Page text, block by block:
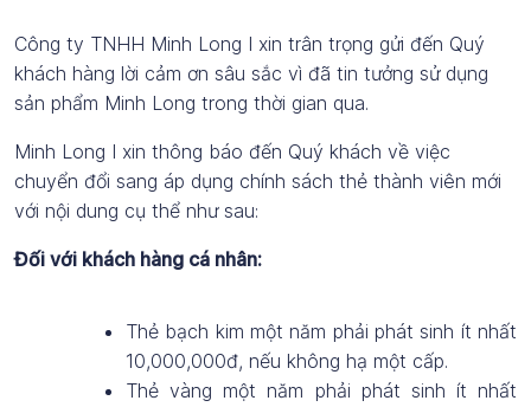
Công ty TNHH Minh Long I xin trân trọng gửi đến Quý
khách hàng lời cảm ơn sâu sắc vì đã tin tưởng sử dụng
sản phẩm Minh Long trong thời gian qua.
Minh Long I xin thông báo đến Quý khách về việc
chuyển đổi sang áp dụng chính sách thẻ thành viên mới
với nội dung cụ thể như sau:
Đối với khách hàng cá nhân:
Thẻ bạch kim một năm phải phát sinh ít nhất
10,000,000đ, nếu không hạ một cấp.
Thẻ vàng một năm phải phát sinh ít nhất